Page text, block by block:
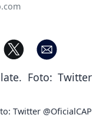
Twitter @OficialCAP